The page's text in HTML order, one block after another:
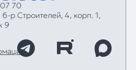
70
б‑р Строителей, 4, корп. 1,
9